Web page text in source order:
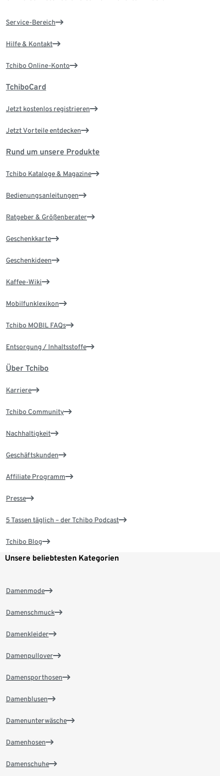
Service-Bereich
Hilfe & Kontakt
Tchibo Online-Konto
TchiboCard
Jetzt kostenlos registrieren
Jetzt Vorteile entdecken
Rund um unsere Produkte
Tchibo Kataloge & Magazine
Bedienungsanleitungen
Ratgeber & Größenberater
Geschenkkarte
Geschenkideen
Kaffee-Wiki
Mobilfunklexikon
Tchibo MOBIL FAQs
Entsorgung / Inhaltsstoffe
Über Tchibo
Karriere
Tchibo Community
Nachhaltigkeit
Geschäftskunden
Affiliate Programm
Presse
5 Tassen täglich – der Tchibo Podcast
Tchibo Blog
Unsere beliebtesten Kategorien
Damenmode
Damenschmuck
Damenkleider
Damenpullover
Damensporthosen
Damenblusen
Damenunterwäsche
Damenhosen
Damenschuhe